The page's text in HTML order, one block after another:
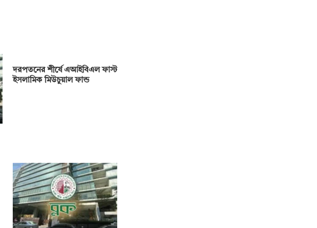
দরপতনের শীর্ষে এআইবিএল ফাস্ট
ইসলামিক মিউচুয়াল ফান্ড